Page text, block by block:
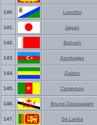
140. Lesotho
141. Japan
142. Bahrain
143. Azerbaijan
144. Gabon
145. Cameroon
146. Brunei Darussalam
147. Sri Lanka